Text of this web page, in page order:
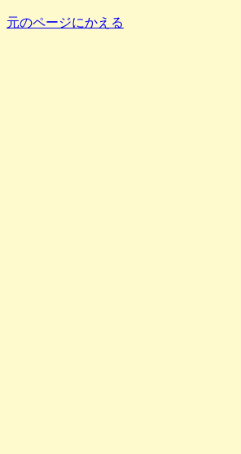
元のページにかえる